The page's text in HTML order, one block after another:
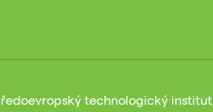
technologický institut